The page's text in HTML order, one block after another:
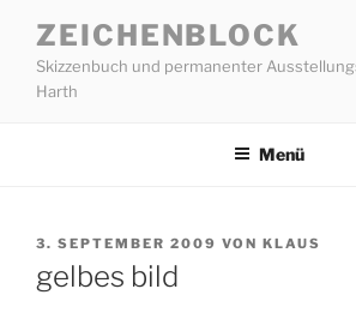
Inhalt
springen
ZEICHENBLOCK
Skizzenbuch und permanenter
Harth
Menü
VERÖFFENTLICHT
3. SEPTEMBER 2009 VON KLAUS
gelbes bild